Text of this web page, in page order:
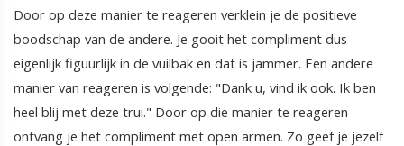
Door op deze manier te reageren verklein je de positieve
boodschap van de andere. Je gooit het compliment dus
eigenlijk figuurlijk in de vuilbak en dat is jammer. Een andere
manier van reageren is volgende: "Dank u, vind ik ook. Ik ben
heel blij met deze trui." Door op die manier te reageren
ontvang je het compliment met open armen. Zo geef je jezelf